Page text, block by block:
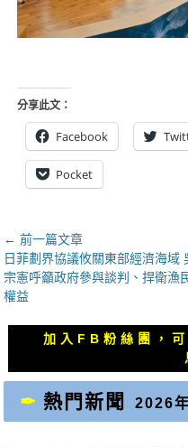
分享此文：
Facebook
Pocket
文
章
導
覽
← 前一篇文章
上
一
篇
日菲劃界協議攸關東部經濟海域
宗憲呼籲政府參與談判、捍衛漁
權益
加入FB粉絲團，
熱門新聞 2026